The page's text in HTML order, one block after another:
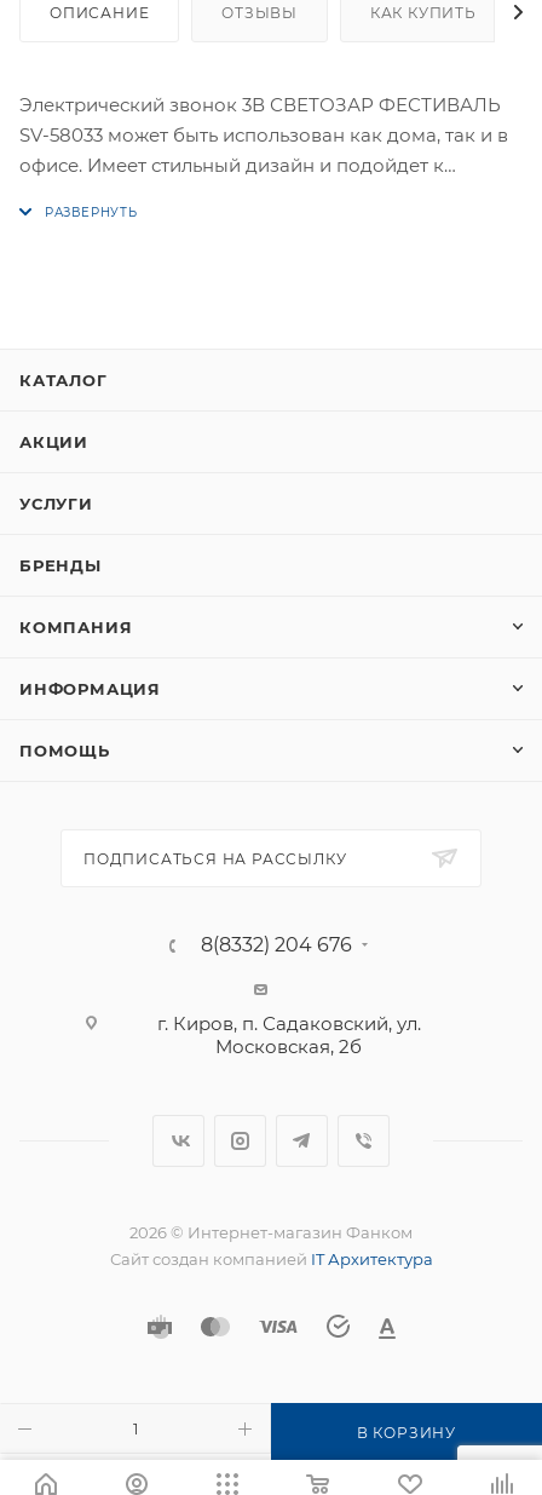
В КОРЗИНУ
ОПИСАНИЕ ОТЗЫВЫ КАК КУПИТЬ
Электрический звонок 3В СВЕТОЗАР ФЕСТИВАЛЬ
SV-58033 может быть использован как дома, так и в
офисе. Имеет стильный дизайн и подойдет к
двухтональный. Изделие выполнено из прочного
влияниям окружающей среды и к механическим
качество и долговечность товара.
КАТАЛОГ
АКЦИИ
УСЛУГИ
БРЕНДЫ
КОМПАНИЯ
ИНФОРМАЦИЯ
ПОМОЩЬ
ПОДПИСАТЬСЯ НА РАССЫЛКУ
8(8332) 204 676
г. Киров, п. Садаковский, ул.
Московская, 2б
2026 © Интернет-магазин Фанком
Сайт создан компанией IT Архитектура